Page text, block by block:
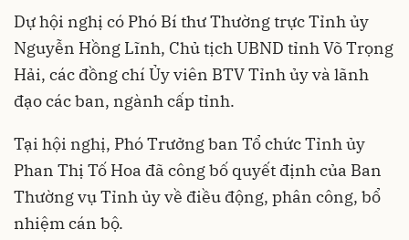
Dự hội nghị có Phó Bí thư Thường trực Tỉnh ủy
Nguyễn Hồng Lĩnh, Chủ tịch UBND tỉnh Võ Trọng
Hải, các đồng chí Ủy viên BTV Tỉnh ủy và lãnh
đạo các ban, ngành cấp tỉnh.
Tại hội nghị, Phó Trưởng ban Tổ chức Tỉnh ủy
Phan Thị Tố Hoa đã công bố quyết định của Ban
Thường vụ Tỉnh ủy về điều động, phân công, bổ
nhiệm cán bộ.